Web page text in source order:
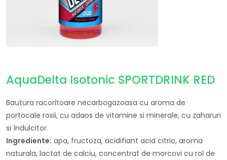
AquaDelta Isotonic SPORTDRINK RED
Bautura racoritoare necarbogazoasa cu aroma de
portocale rosii, cu adaos de vitamine si minerale, cu zaharuri
si îndulcitor.
Ingrediente: apa, fructoza, acidifiant acid citric, aroma
naturala, lactat de calciu, concentrat de morcovi cu rol de